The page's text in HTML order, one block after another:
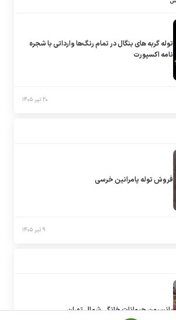
توله گربه های بنگال در تمام رنگ‌ها وارداتی با شجره
نامه اکسپورت
۲۰ تیر ۱۴۰۵
فروش توله پامرانین خرسی
۹ تیر ۱۴۰۵
پانسیون حیوانات خانگی شمال تهران